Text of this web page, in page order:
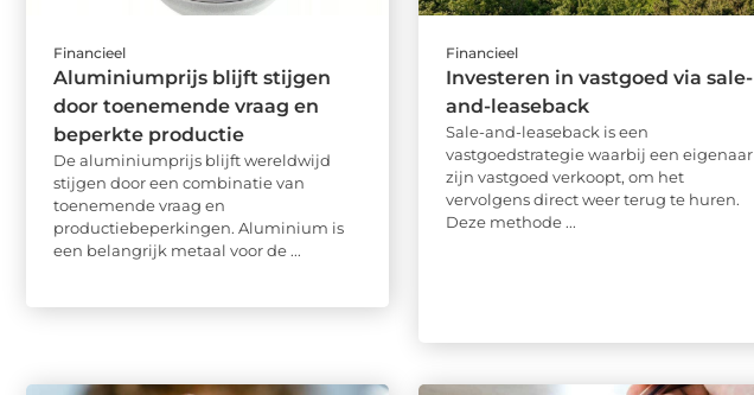
Financieel
Aluminiumprijs blijft stijgen
door toenemende vraag en
beperkte productie
De aluminiumprijs blijft wereldwijd
stijgen door een combinatie van
toenemende vraag en
productiebeperkingen. Aluminium is
een belangrijk metaal voor de ...
Financieel
Investeren in vastgoed via sale-
and-leaseback
Sale-and-leaseback is een
vastgoedstrategie waarbij een eigenaar
zijn vastgoed verkoopt, om het
vervolgens direct weer terug te huren.
Deze methode ...